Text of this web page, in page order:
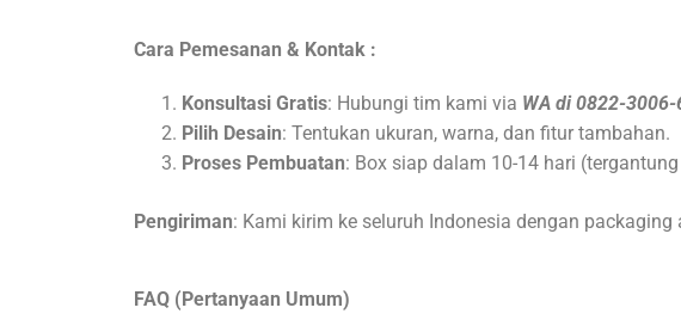
Cara Pemesanan & Kontak :
Konsultasi Gratis: Hubungi tim kami via WA di 0822-
Pilih Desain: Tentukan ukuran, warna, dan fitur tambahan.
Proses Pembuatan: Box siap dalam 10-14 hari
Pengiriman: Kami kirim ke seluruh Indonesia dengan packaging
FAQ (Pertanyaan Umum)